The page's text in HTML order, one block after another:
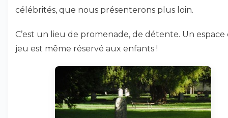
célébrités, que nous présenterons plus loin.
C’est un lieu de promenade, de détente. Un espace
jeu est même réservé aux enfants !